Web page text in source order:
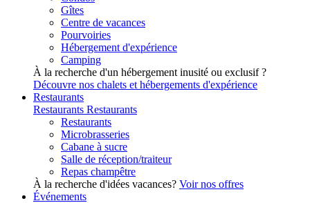
Gîtes
Centre de vacances
Pourvoiries
Hébergement d'expérience
Camping
À la recherche d'un hébergement inusité ou exclusif ?
Découvre nos chalets et hébergements d'expérience
Restaurants
Restaurants Restaurants
Restaurants
Microbrasseries
Cabane à sucre
Salle de réception/traiteur
Repas champêtre
À la recherche d'idées vacances? Voir nos offres
Événements